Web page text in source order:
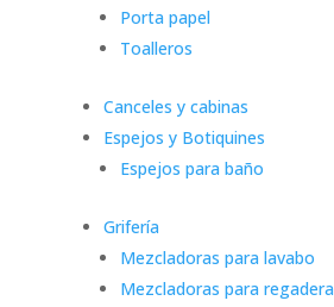
Porta papel
Toalleros
Canceles y cabinas
Espejos y Botiquines
Espejos para baño
Grifería
Mezcladoras para lavabo
Mezcladoras para regadera